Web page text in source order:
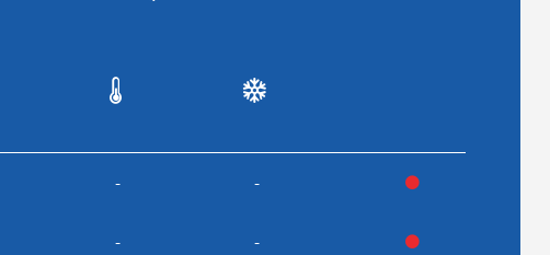
- -
- -